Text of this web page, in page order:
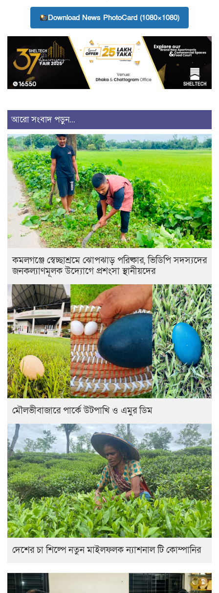
Download News PhotoCard (1080×1080)
আরো সংবাদ পড়ুন...
কমলগঞ্জে স্বেচ্ছাশ্রমে ঝোপঝাড় পরিষ্কার, ভিডিপি সদস্যদের
জনকল্যাণমূলক উদ্যোগে প্রশংসা স্থানীয়দের
মৌলভীবাজারে পার্কে উটপাখি ও এমুর ডিম
দেশের চা শিল্পে নতুন মাইলফলক ন্যাশনাল টি কোম্পানির